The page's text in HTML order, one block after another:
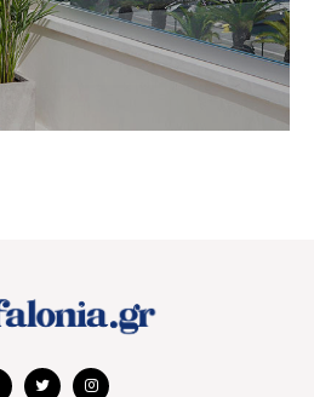
Μουσικό Φεστιβάλ “PALI EKEI”, στο
Φισκάρδο ο Κώστας Παπανικολάου